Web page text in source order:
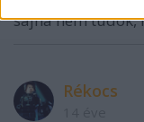
sajna nem tudok,
Rékocs